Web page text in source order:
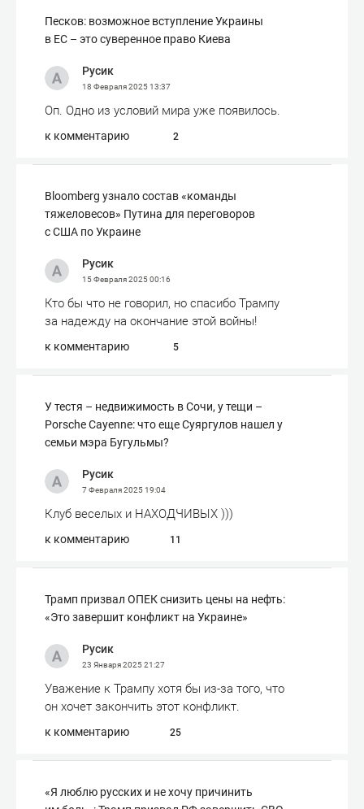
Песков: возможное вступление Украины
в ЕС – это суверенное право Киева
Русик
18 Февраля 202513:37
Оп. Одно из условий мира уже появилось.
к комментарию 2
Bloomberg узнало состав «команды
тяжеловесов» Путина для переговоров
с США по Украине
Русик
15 Февраля 202500:16
Кто бы что не говорил, но спасибо Трампу
за надежду на окончание этой войны!
к комментарию 5
У тестя – недвижимость в Сочи, у тещи –
Porsche Cayenne: что еще Суяргулов нашел у
семьи мэра Бугульмы?
Русик
7 Февраля 202519:04
Клуб веселых и НАХОДЧИВЫХ )))
к комментарию 11
Трамп призвал ОПЕК снизить цены на нефть:
«Это завершит конфликт на Украине»
Русик
23 Января 202521:27
Уважение к Трампу хотя бы из-за того, что
он хочет закончить этот конфликт.
к комментарию 25
«Я люблю русских и не хочу причинить